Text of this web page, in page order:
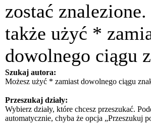
zostać
także użyć *
dowolnego ciągu
Szukaj autora:
Możesz użyć * zamiast dowolnego ciągu
Przeszukaj działy:
Wybierz działy, które chcesz przeszukać.
automatycznie, chyba że opcja „Przeszukuj